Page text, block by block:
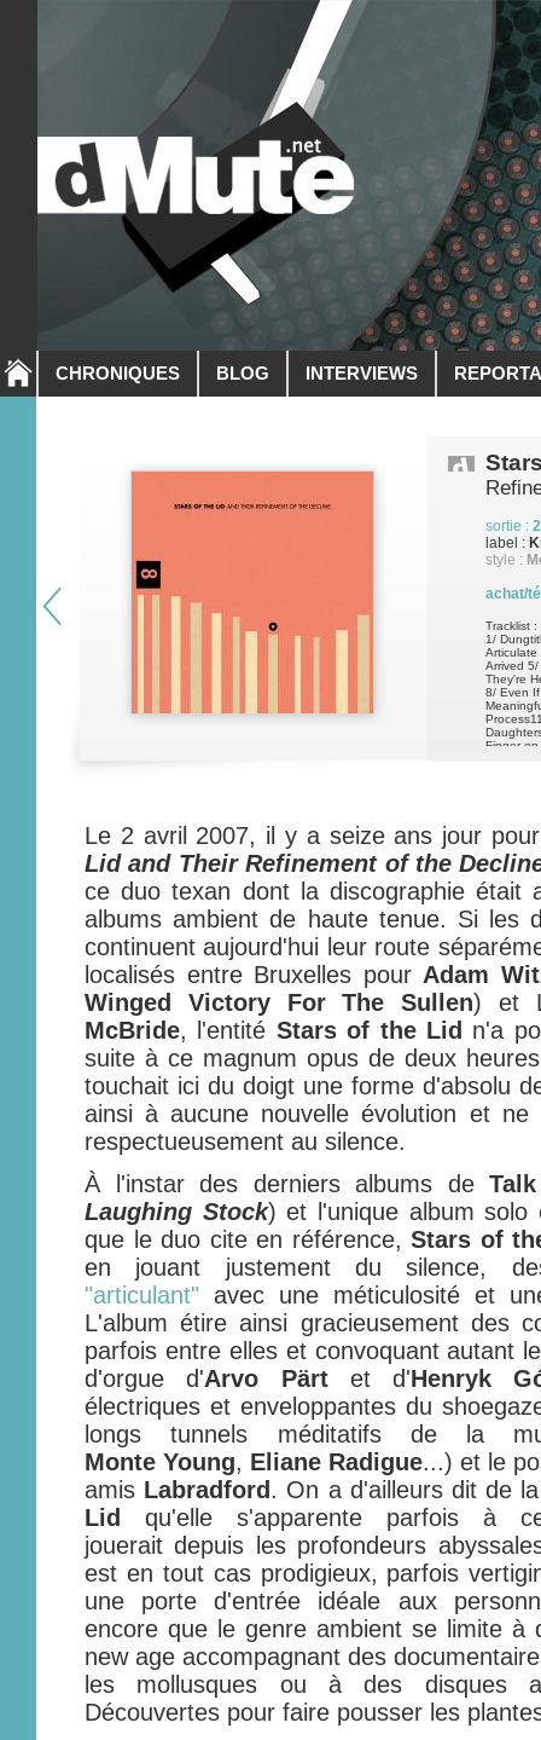
CHRONIQUES BLOG INTERVIEWS
sortie :
label :
style :
achat/
Tracklist :
1/
Articulate
Arrived
They're
8/ Even If
Finger on
Le 2 avril 2007, il y a seize ans jour
Lid and Their Refinement of the
ce duo texan dont la discographie était
albums ambient de haute tenue. Si les
continuent aujourd'hui leur route
localisés entre Bruxelles pour Adam
Winged Victory For The Sullen) et
McBride, l'entité Stars of the Lid n'a
suite à ce magnum opus de deux
touchait ici du doigt une forme d'absolu
ainsi à aucune nouvelle évolution et
respectueusement au silence.
À l'instar des derniers albums de
Laughing Stock) et l'unique album
que le duo cite en référence,Stars of
en jouant justement du silence,
"articulant" avec une méticulosité et
L'album étire ainsi gracieusement des
parfois entre elles et convoquant autant
d'orgue d'Arvo Pärtet d'Henryk
électriques et enveloppantes du
longs tunnels méditatifs de la
Monte Young, Eliane Radigue...) et le
amis Labradford . On a d'ailleurs dit de
Lid qu'elle s'apparente parfois à
jouerait depuis les profondeurs
est en tout cas prodigieux, parfois
une porte d'entrée idéale aux
encore que le genre ambient se limite à
new age accompagnant des
les mollusques ou à des disques
Découvertes pour faire pousser les